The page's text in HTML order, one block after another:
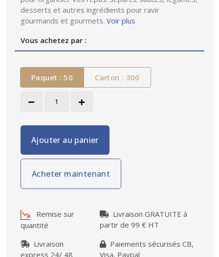
desserts et autres ingrédients pour ravir
gourmands et gourmets. Voir plus
Vous achetez par :
Paquet : 50 Carton : 300
Ajouter au panier
Acheter maintenant
Remise sur
quantité
Livraison GRATUITE à
partir de 99 € HT
Livraison
express 24/ 48
Paiements sécurisés CB,
Visa, Paypal